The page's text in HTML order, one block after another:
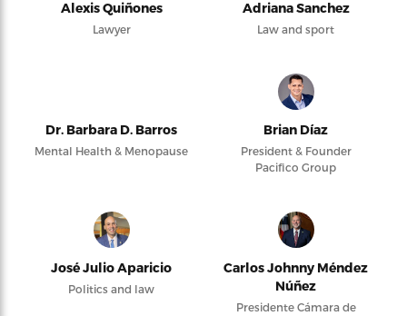
Alexis Quiñones
Lawyer
Adriana Sanchez
Law and sport
Dr. Barbara D. Barros
Mental Health & Menopause
Brian Díaz
President & Founder
Pacifico Group
José Julio Aparicio
Politics and law
Carlos Johnny Méndez
Núñez
Presidente Cámara de